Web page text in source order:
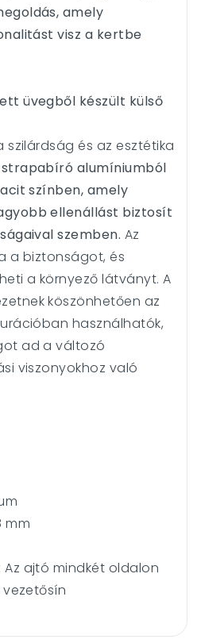
amely
visz a kertbe
üvegből készült külső
és az esztétika
strapabíró alumíniumból
színben, amely
ellenállást biztosít
szemben. Az
a biztonságot, és
a környező látványt. A
köszönhetően az
használhatók,
ad a változó
viszonyokhoz való
mm
Az ajtó mindkét oldalon